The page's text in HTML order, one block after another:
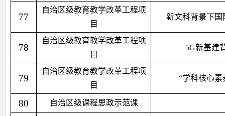
77
自治区级教育教学改革工程项
目
新文科背景下
78
自治区级教育教学改革工程项
目
5G新基建
79
自治区级教育教学改革工程项
目
“学科核心
80 自治区级课程思政示范课